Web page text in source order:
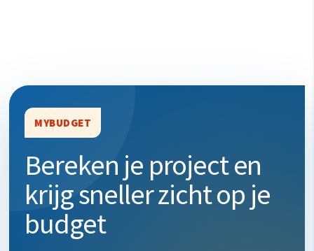
MYBUDGET
Bereken je project en
krijg sneller zicht op je
budget